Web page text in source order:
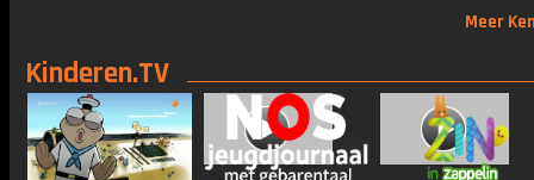
Meer
Kinderen.TV